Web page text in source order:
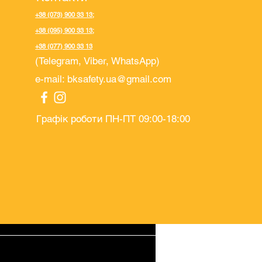
+38 (073) 900 33 13;
+38 (095) 900 33 13;
+38 (077) 900 33 13
(Telegram, Viber, WhatsApp)
e-mail: bksafety.ua@gmail.com
Графік роботи ПН-ПТ 09:00-18:00